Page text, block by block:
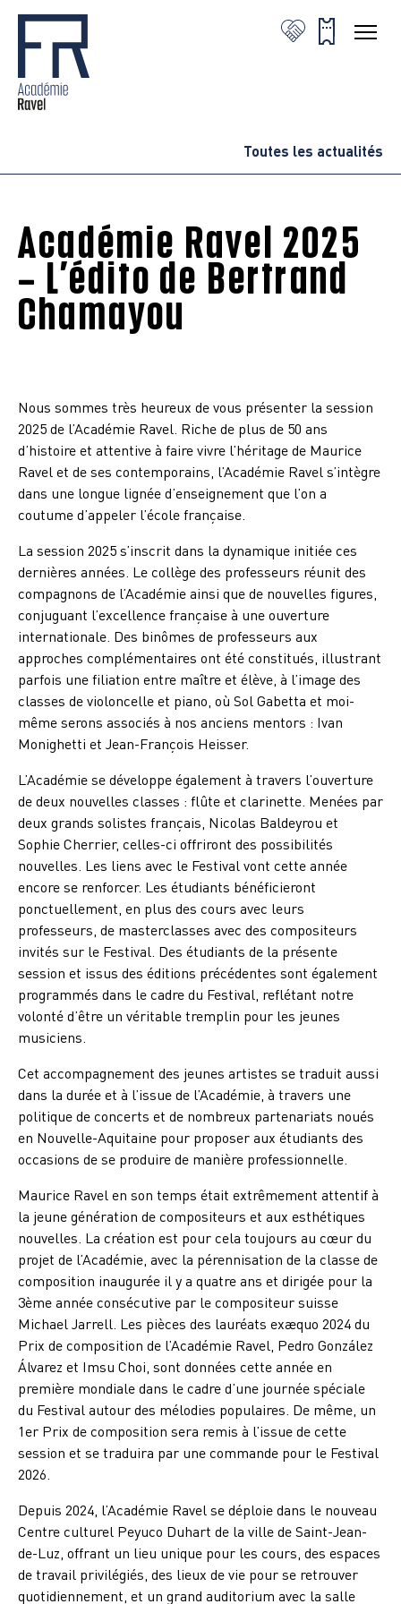
Toutes les actualités
Académie Ravel 2025
– L’édito de Bertrand
Chamayou
Nous sommes très heureux de vous présenter la session
2025 de l’Académie Ravel. Riche de plus de 50 ans
d’histoire et attentive à faire vivre l’héritage de Maurice
Ravel et de ses contemporains, l’Académie Ravel s’intègre
dans une longue lignée d’enseignement que l’on a
coutume d’appeler l’école française.
La session 2025 s’inscrit dans la dynamique initiée ces
dernières années. Le collège des professeurs réunit des
compagnons de l’Académie ainsi que de nouvelles figures,
conjuguant l’excellence française à une ouverture
internationale. Des binômes de professeurs aux
approches complémentaires ont été constitués, illustrant
parfois une filiation entre maître et élève, à l’image des
classes de violoncelle et piano, où Sol Gabetta et moi-
même serons associés à nos anciens mentors : Ivan
Monighetti et Jean-François Heisser.
L’Académie se développe également à travers l’ouverture
de deux nouvelles classes : flûte et clarinette. Menées par
deux grands solistes français, Nicolas Baldeyrou et
Sophie Cherrier, celles-ci offriront des possibilités
nouvelles. Les liens avec le Festival vont cette année
encore se renforcer. Les étudiants bénéficieront
ponctuellement, en plus des cours avec leurs
professeurs, de masterclasses avec des compositeurs
invités sur le Festival. Des étudiants de la présente
session et issus des éditions précédentes sont également
programmés dans le cadre du Festival, reflétant notre
volonté d’être un véritable tremplin pour les jeunes
musiciens.
Cet accompagnement des jeunes artistes se traduit aussi
dans la durée et à l’issue de l’Académie, à travers une
politique de concerts et de nombreux partenariats noués
en Nouvelle-Aquitaine pour proposer aux étudiants des
occasions de se produire de manière professionnelle.
Maurice Ravel en son temps était extrêmement attentif à
la jeune génération de compositeurs et aux esthétiques
nouvelles. La création est pour cela toujours au cœur du
projet de l’Académie, avec la pérennisation de la classe de
composition inaugurée il y a quatre ans et dirigée pour la
3ème année consécutive par le compositeur suisse
Michael Jarrell. Les pièces des lauréats exæquo 2024 du
Prix de composition de l’Académie Ravel, Pedro González
Álvarez et Imsu Choi, sont données cette année en
première mondiale dans le cadre d’une journée spéciale
du Festival autour des mélodies populaires. De même, un
1er Prix de composition sera remis à l’issue de cette
session et se traduira par une commande pour le Festival
2026.
Depuis 2024, l’Académie Ravel se déploie dans le nouveau
Centre culturel Peyuco Duhart de la ville de Saint-Jean-
de-Luz, offrant un lieu unique pour les cours, des espaces
de travail privilégiés, des lieux de vie pour se retrouver
quotidiennement, et un grand auditorium avec la salle